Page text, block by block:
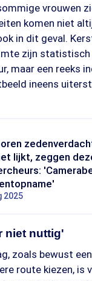
herkenbare
kwamen tientallen
verdachte
donderdag 14
tussen 00.30
haar van het
De vrouw
ernstig seksueel
het centrum
niet aangehouden.
vrouwen
komen niet
in dit geval.
zijn
maar een reeks
ineens
lijkt, zeggen
2025
niet nuttig'
zoals bewust
route kiezen, is